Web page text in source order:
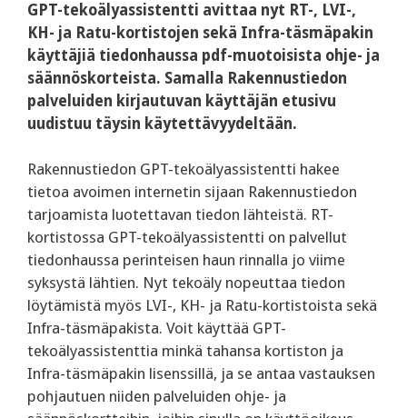
GPT-tekoälyassistentti avittaa nyt RT-, LVI-,
KH- ja Ratu-kortistojen sekä Infra-täsmäpakin
käyttäjiä tiedonhaussa pdf-muotoisista ohje- ja
säännöskorteista. Samalla Rakennustiedon
palveluiden kirjautuvan käyttäjän etusivu
uudistuu täysin käytettävyydeltään.
Rakennustiedon GPT-tekoälyassistentti hakee
tietoa avoimen internetin sijaan Rakennustiedon
tarjoamista luotettavan tiedon lähteistä. RT-
kortistossa GPT-tekoälyassistentti on palvellut
tiedonhaussa perinteisen haun rinnalla jo viime
syksystä lähtien. Nyt tekoäly nopeuttaa tiedon
löytämistä myös LVI-, KH- ja Ratu-kortistoista sekä
Infra-täsmäpakista. Voit käyttää GPT-
tekoälyassistenttia minkä tahansa kortiston ja
Infra-täsmäpakin lisenssillä, ja se antaa vastauksen
pohjautuen niiden palveluiden ohje- ja